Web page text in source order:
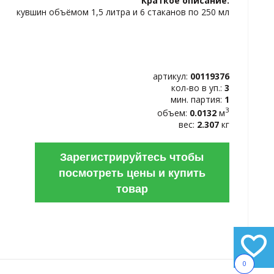
0
кувшин объёмом 1,5 литра и 6 стаканов по 250 мл
артикул: 00119376
кол-во в уп.: 3
мин. партия: 1
объем: 0.0132 м3
вес: 2.307 кг
Зарегистрируйтесь чтобы
посмотреть цены и купить
товар